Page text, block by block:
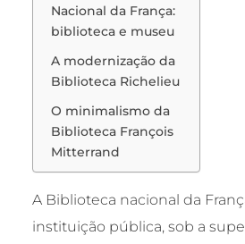
Nacional da França:
biblioteca e museu
A modernização da
Biblioteca Richelieu
O minimalismo da
Biblioteca François
Mitterrand
A Biblioteca nacional da
instituição pública, sob a